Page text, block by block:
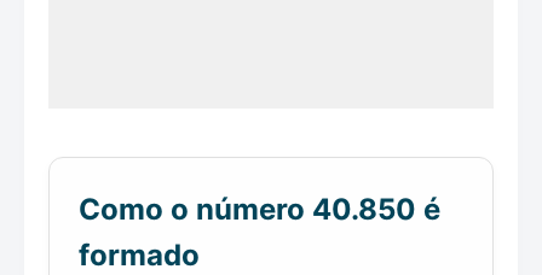
Como o número 40.850 é
formado